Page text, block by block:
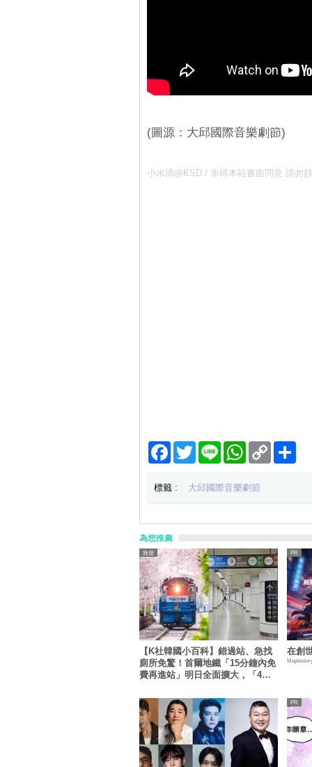
(圖源：大邱國際音樂劇節)
小水滴@KSD / 非得本站書面同意 請勿
Facebook
TwitterLine WhatsApp
Copy
Link
分
標籤 : 大邱國際音樂劇節
為您推薦
【K社韓國小百科】錯過站、急找
廁所免驚！首爾地鐵「15分鐘內免
費再進站」明日全面擴大，「4大
旅遊
在創